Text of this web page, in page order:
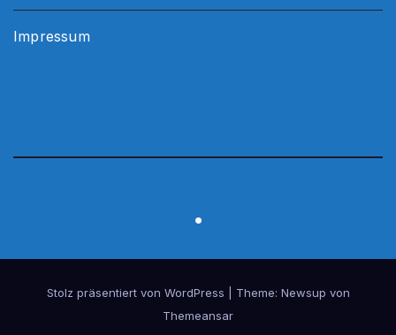
Impressum
.
Stolz präsentiert von WordPress Theme: Newsup von
Themeansar